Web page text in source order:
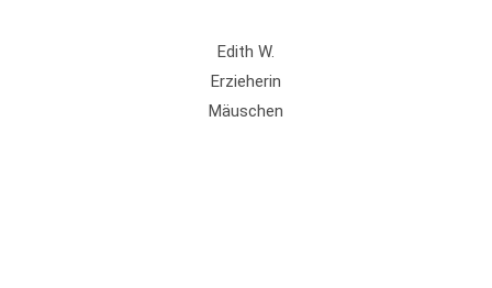
Edith W.
Erzieherin
Mäuschen